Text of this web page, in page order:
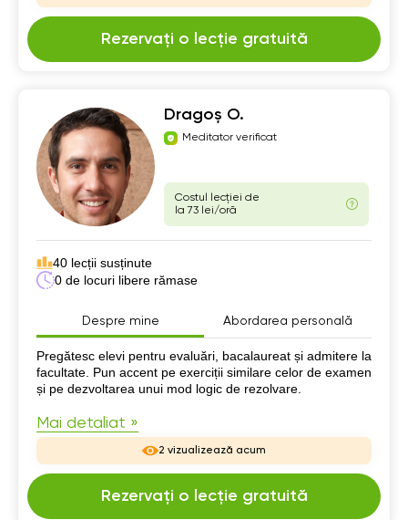
Rezervați o lecție gratuită
Dragoș O.
Meditator verificat
Costul lecției de
la 73 lei/oră
40 lecții susținute
0 de locuri libere rămase
Despre mine Abordarea personală
Despre mine
Pregătesc elevi pentru evaluări, bacalaureat și admitere la
facultate. Pun accent pe exerciții similare celor de examen
și pe dezvoltarea unui mod logic de rezolvare.
Mai detaliat »
2 vizualizează acum
Rezervați o lecție gratuită